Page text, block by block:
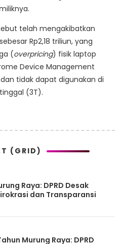
telah mengakibatkan
Rp2,18 triliun, yang
(overpricing) fisik laptop
Device Management
tidak dapat digunakan di
(3T).
(GRID)
Raya: DPRD Desak
dan Transparansi
Murung Raya: DPRD